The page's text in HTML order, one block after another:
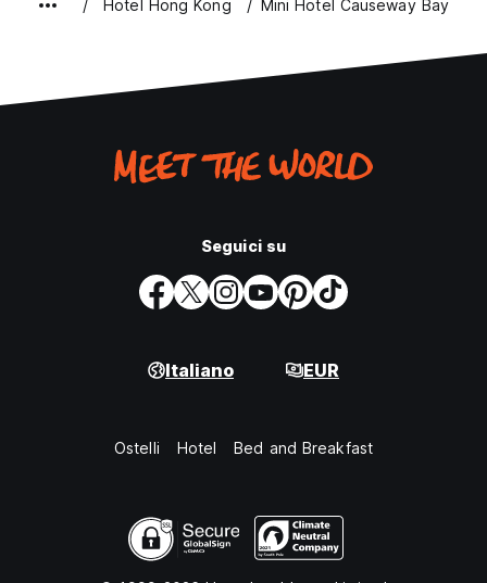
Hotel Hong Kong Mini Hotel Causeway Bay
Seguici su
Italiano EUR
Ostelli Hotel Bed and Breakfast